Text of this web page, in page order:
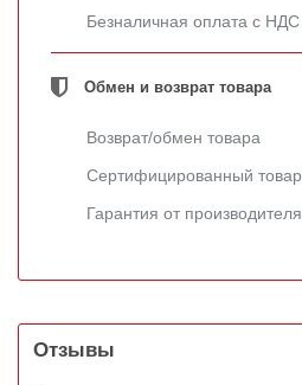
Безналичная оплата с НДС
Обмен и возврат товара
Возврат/обмен товара
Сертифицированный товар
Гарантия от производителя
Отзывы